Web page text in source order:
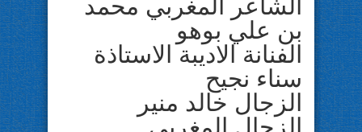
الشاعر المغربي محمد
بن علي بوهو
الفنانة الاديبة الاستاذة
سناء نجيح
الزجال خالد منير